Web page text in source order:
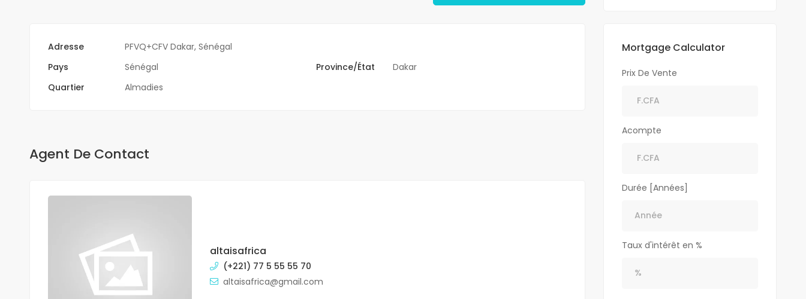
Adresse
PFVQ+CFV Dakar, Sénégal
Pays
Sénégal Province/État
Dakar
Quartier
Almadies
Agent De Contact
altaisafrica
(+221) 77 5 55 55 70
altaisafrica@gmail.com
Mortgage Calculator
Prix De Vente
Acompte
Durée [Années]
Taux d'intérêt en %